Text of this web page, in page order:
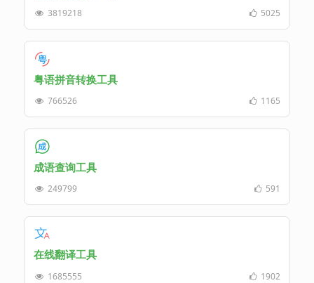
3819218 5025
粤语拼音转换工具
766526 1165
成语查询工具
249799 591
在线翻译工具
1685555 1902